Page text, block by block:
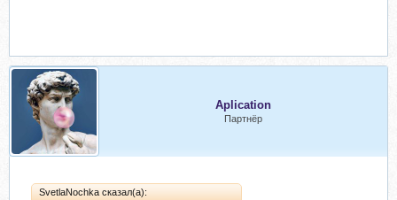
Aplication
Партнёр
SvetlaNochka сказал(а):